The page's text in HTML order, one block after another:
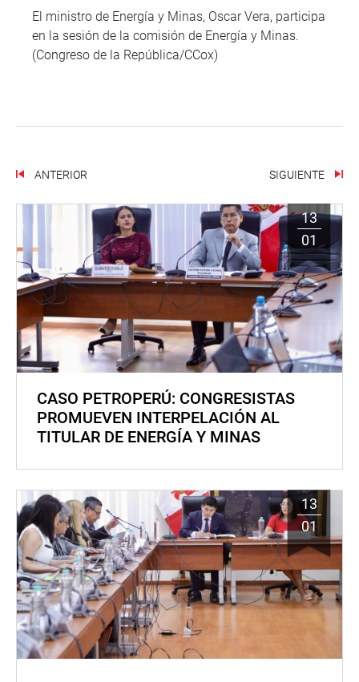
El ministro de Energía y Minas, Oscar Vera, participa
en la sesión de la comisión de Energía y Minas.
(Congreso de la República/CCox)
ANTERIOR SIGUIENTE
13
01
CASO PETROPERÚ: CONGRESISTAS
PROMUEVEN INTERPELACIÓN AL
TITULAR DE ENERGÍA Y MINAS
13
01